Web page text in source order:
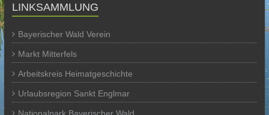
LINKSAMMLUNG
Bayerischer Wald Verein
Markt Mitterfels
Arbeitskreis Heimatgeschichte
Urlaubsregion Sankt Englmar